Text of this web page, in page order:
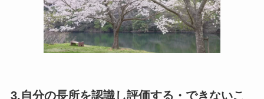
3.自分の長所を認識し評価する・できないこ